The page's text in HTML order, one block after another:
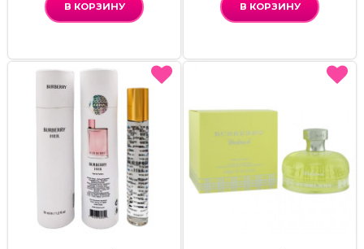
В КОРЗИНУ В КОРЗИНУ